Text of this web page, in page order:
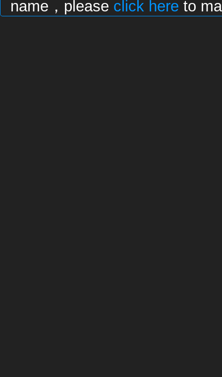
name，please click here to